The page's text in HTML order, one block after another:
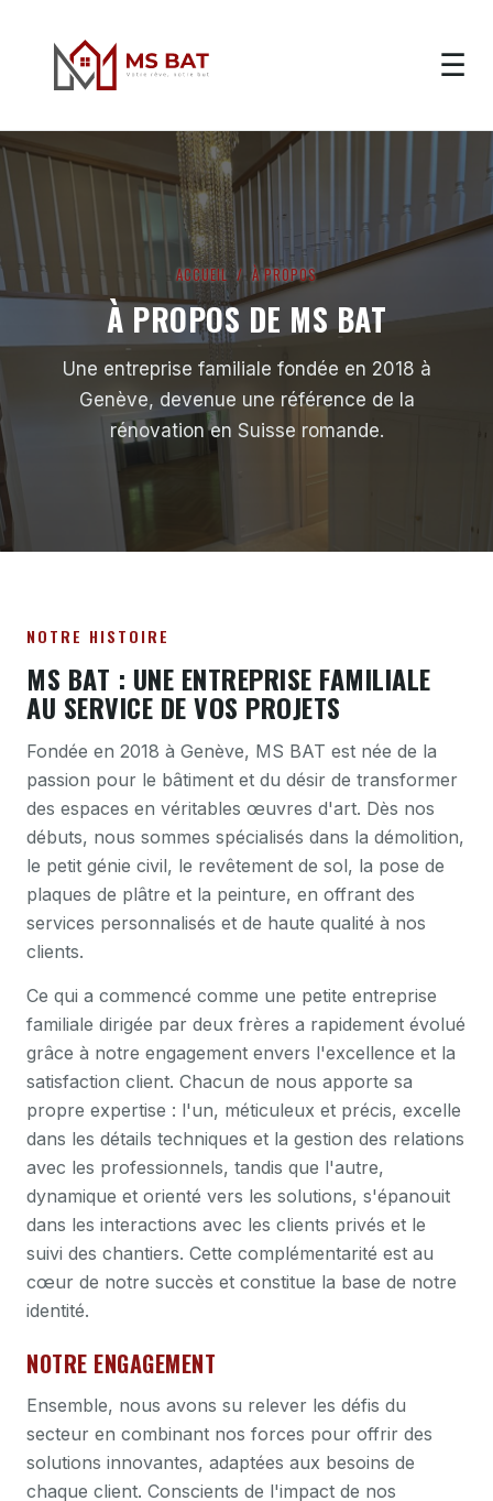
☰
ACCUEIL/ À PROPOS
À PROPOS DE MS BAT
Une entreprise familiale fondée en 2018 à
Genève, devenue une référence de la
rénovation en Suisse romande.
NOTRE HISTOIRE
MS BAT : UNE ENTREPRISE FAMILIALE
AU SERVICE DE VOS PROJETS
Fondée en 2018 à Genève, MS BAT est née de la
passion pour le bâtiment et du désir de transformer
des espaces en véritables œuvres d'art. Dès nos
débuts, nous sommes spécialisés dans la démolition,
le petit génie civil, le revêtement de sol, la pose de
plaques de plâtre et la peinture, en offrant des
services personnalisés et de haute qualité à nos
clients.
Ce qui a commencé comme une petite entreprise
familiale dirigée par deux frères a rapidement évolué
grâce à notre engagement envers l'excellence et la
satisfaction client. Chacun de nous apporte sa
propre expertise : l'un, méticuleux et précis, excelle
dans les détails techniques et la gestion des relations
avec les professionnels, tandis que l'autre,
dynamique et orienté vers les solutions, s'épanouit
dans les interactions avec les clients privés et le
suivi des chantiers. Cette complémentarité est au
cœur de notre succès et constitue la base de notre
identité.
NOTRE ENGAGEMENT
Ensemble, nous avons su relever les défis du
secteur en combinant nos forces pour offrir des
solutions innovantes, adaptées aux besoins de
chaque client. Conscients de l'impact de nos